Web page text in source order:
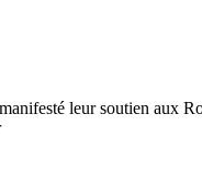
leur soutien aux